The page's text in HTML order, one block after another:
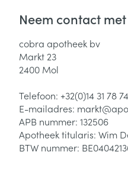
Neem contact
cobra apotheek bv
Markt 23
2400 Mol
Telefoon: +32(0)14 31 78 74
E-mailadres: markt@
APB nummer: 132506
Apotheek titularis: Wim
BTW nummer: